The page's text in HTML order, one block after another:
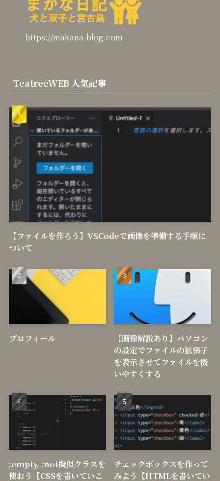
https://makana-blog.com
TeatreeWEB 人気記事
【ファイルを作ろう】VSCodeで画像を準備する手順に
ついて
プロフィール
【画像解説あり】パソコン
の設定でファイルの拡張子
を表示させてファイルを扱
いやすくする
:empty, :not擬似クラスを
使おう【CSSを書いていこ
チェックボックスを作って
みよう【HTMLを書いてい